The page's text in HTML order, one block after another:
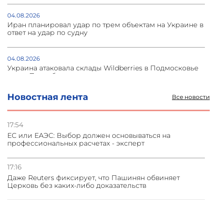
Новостная лента Все новости
17:54
ЕС или ЕАЭС: Выбор должен основываться на
профессиональных расчетах - эксперт
17:16
Даже Reuters фиксирует, что Пашинян обвиняет
Церковь без каких-либо доказательств
04.08.2026
Иран планировал удар по трем объектам на Украине в
ответ на удар по судну
04.08.2026
Украина атаковала склады Wildberries в Подмосковье
и под Петербургом
03.08.2026
Стратегия безопасности ОДКБ допускает применение
03.08.2026
31.07.2026